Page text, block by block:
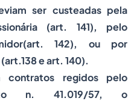
ser custeadas pela
(art. 141), pelo
142), ou por
e art. 140).
contratos regidos pelo
n. 41.019/57, o